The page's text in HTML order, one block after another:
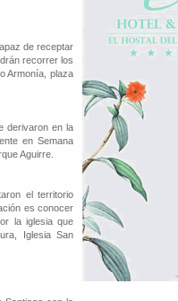
de receptar
recorrer los
Armonía, plaza
derivaron en la
en Semana
Aguirre.
el territorio
es conocer
la iglesia que
Iglesia San